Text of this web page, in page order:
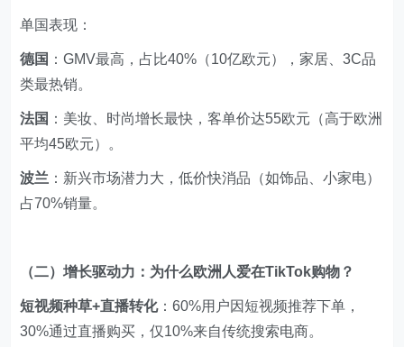
单国表现：
德国 ：GMV最高，占比40%（10亿欧元），家居、3C品
类最热销。
法国 ：美妆、时尚增长最快，客单价达55欧元（高于欧洲
平均45欧元）。
波兰 ：新兴市场潜力大，低价快消品（如饰品、小家电）
占70%销量。
（二）增长驱动力：为什么欧洲人爱在TikTok购物？
短视频种草+直播转化：60%用户因短视频推荐下单，
30%通过直播购买，仅10%来自传统搜索电商。